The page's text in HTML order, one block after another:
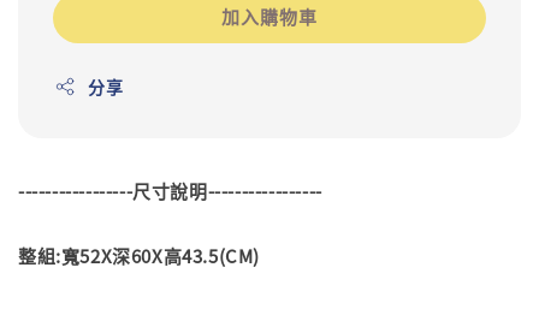
加入購物車
分享
-----------------尺寸說明-----------------
整組:寬52X深60X高43.5(CM)